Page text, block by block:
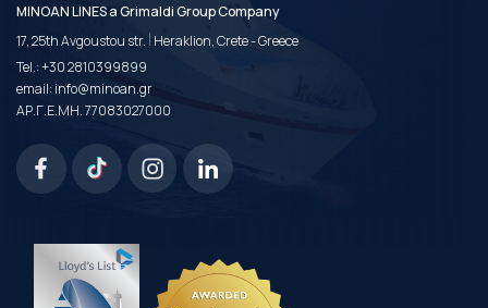
MINOAN LINES a Grimaldi Group Company
17, 25th Avgoustou str. | Heraklion, Crete - Greece
Tel.:+30 2810399899
email:info@minoan.gr
ΑΡ.Γ.Ε.ΜΗ. 77083027000